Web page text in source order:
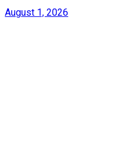
August 1, 2026